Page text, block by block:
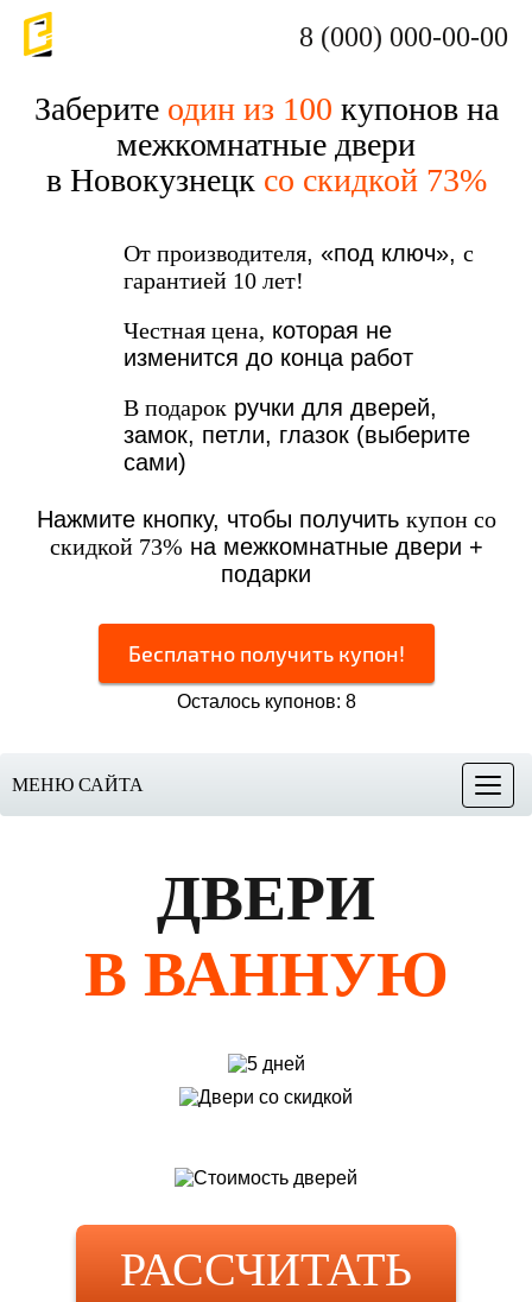
8 (000) 000-00-00
Заберите один из 100 купонов на
межкомнатные двери
в Новокузнецк со скидкой 73%
От производителя, «под ключ», с
гарантией 10 лет!
Честная цена, которая не
изменится до конца работ
В подарок ручки для дверей,
замок, петли, глазок (выберите
сами)
Нажмите кнопку, чтобы получить купон со
скидкой 73% на межкомнатные двери +
подарки
Бесплатно получить купон!
Осталось купонов: 8
Меню
МЕНЮ САЙТА
ДВЕРИ
В ВАННУЮ
РАССЧИТАТЬ